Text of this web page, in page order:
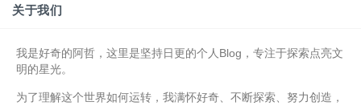
关于我们
我是好奇的阿哲，这里是坚持日更的个人Blog，专注于探索点亮文
明的星光。
为了理解这个世界如何运转，我满怀好奇、不断探索、努力创造，